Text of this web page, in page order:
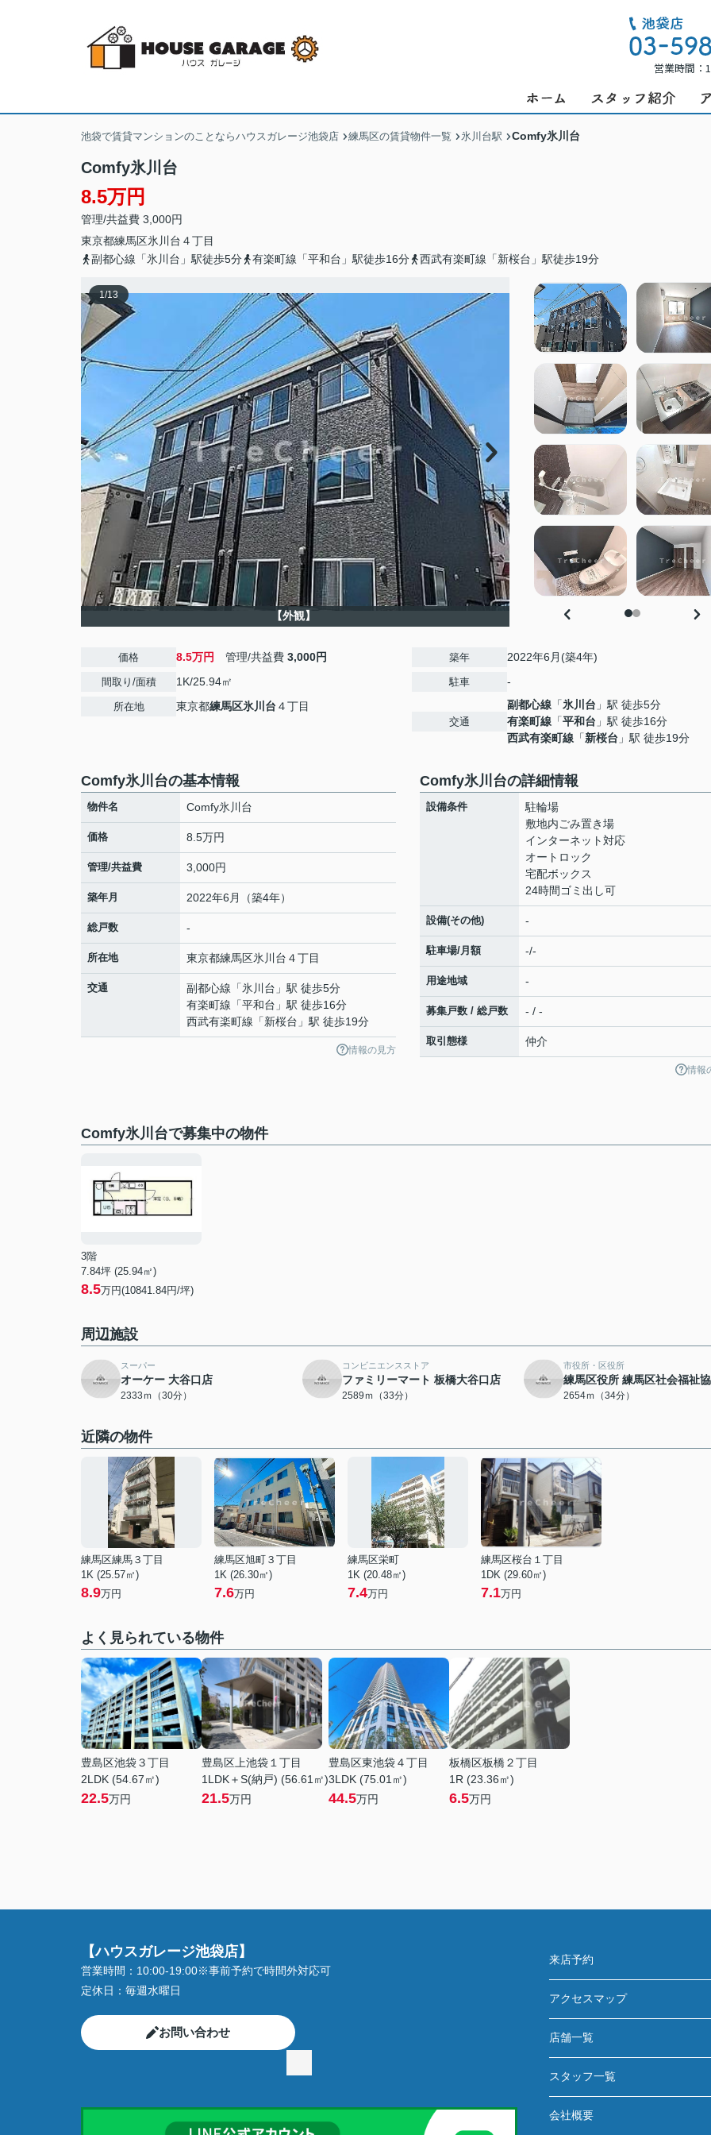
営業時間
池袋で賃貸マンションのことならハウスガレージ池袋店 練馬区の賃貸物件一覧 氷川台駅 Comfy氷川台
Comfy氷川台
8.5万円
管理/共益費 3,000円
東京都練馬区氷川台 ４丁目
副都心線「氷川台」駅徒歩5分
有楽町線「平和台」駅徒歩16分 西武有楽町線「新桜台」駅徒歩19分
1/13
【外観】
価格 8.5万円 管理/共益費 3,000円
間取り/面積 1K/25.94㎡
所在地 東京都練馬区氷川台 ４丁目
築年 2022年6月(築4年)
駐車 -
交通
副都心線 「氷川台 」駅 徒歩5分
有楽町線 「平和台 」駅 徒歩16分
西武有楽町線 「新桜台 」駅 徒歩19分
Comfy氷川台の基本情報
物件名 Comfy氷川台
価格 8.5万円
管理/共益費 3,000円
築年月 2022年6月（築4年）
総戸数 -
所在地 東京都練馬区氷川台 ４丁目
交通 副都心線 「氷川台 」駅 徒歩5分
有楽町線 「平和台 」駅 徒歩16分
西武有楽町線 「新桜台 」駅 徒歩19分
情報の見方
Comfy氷川台の詳細情報
設備条件
駐輪場
敷地内ごみ置き場
インターネット対応
オートロック
宅配ボックス
24時間ゴミ出し可
設備(その他) -
駐車場/月額 -/-
用途地域 -
募集戸数 / 総戸数 - / -
取引態様 仲介
情報
Comfy氷川台で募集中の物件
3階
7.84坪 (25.94㎡)
8.5万円(10841.84円/坪)
周辺施設
スーパー
オーケー 大谷口店
2333ｍ（30分）
コンビニエンスストア
ファミリーマート 板橋大谷口店
2589ｍ（33分）
市役所・区役所
練馬区役所 練馬区社会福祉
2654ｍ（34分）
近隣の物件
練馬区練馬３丁目
1K (25.57㎡)
8.9万円
練馬区旭町３丁目
1K (26.30㎡)
7.6万円
練馬区栄町
1K (20.48㎡)
7.4万円
練馬区桜台１丁目
1DK (29.60㎡)
7.1万円
よく見られている物件
豊島区池袋３丁目
2LDK (54.67㎡)
22.5万円
豊島区上池袋１丁目
1LDK＋S(納戸) (56.61㎡)
21.5万円
豊島区東池袋４丁目
3LDK (75.01㎡)
44.5万円
板橋区板橋２丁目
1R (23.36㎡)
6.5万円
【ハウスガレージ池袋店】
営業時間： 10:00-19:00※事前予約で時間外対応可
定休日： 毎週水曜日
お問い合わせ
来店予約
アクセスマップ
店舗一覧
スタッフ一覧
会社概要